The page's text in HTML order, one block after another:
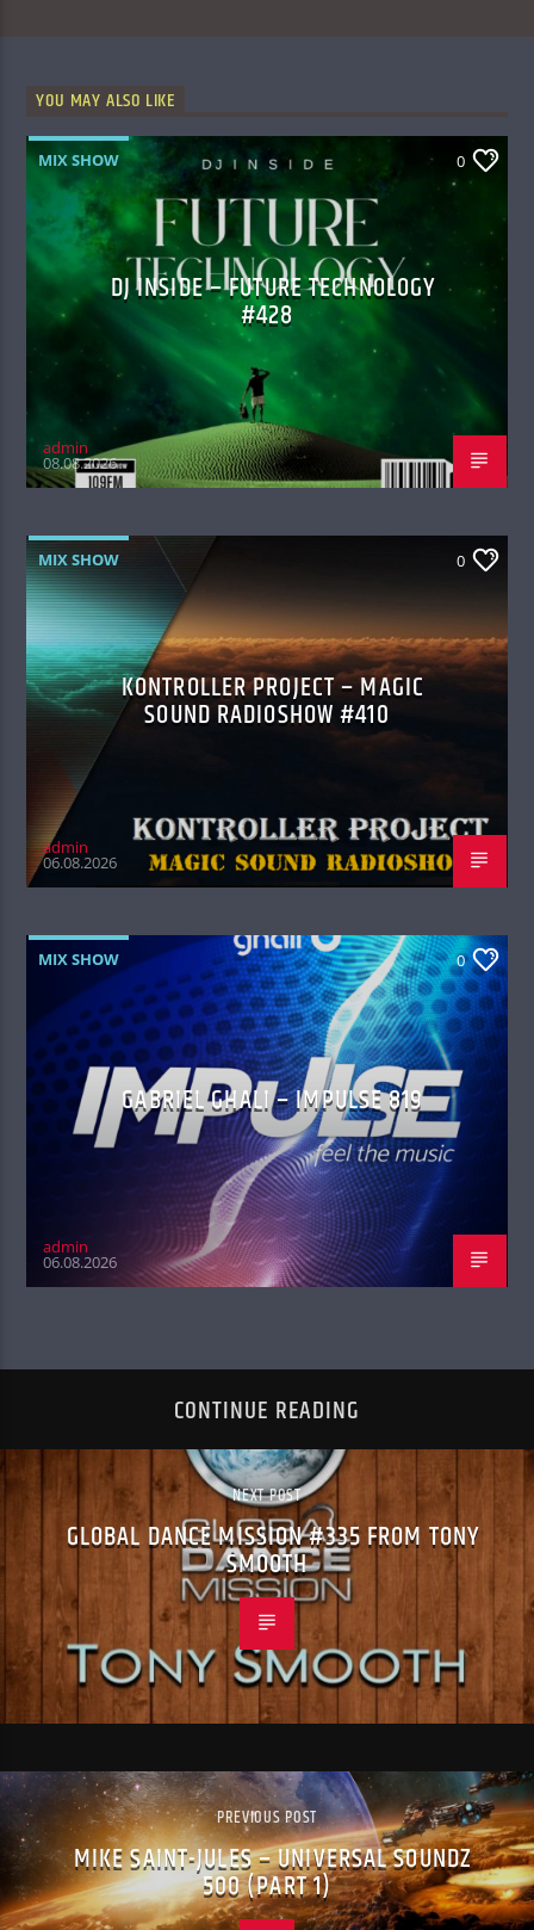
YOU MAY ALSO LIKE
MIX SHOW 0
DJ INSIDE – FUTURE TECHNOLOGY
#428
admin
08.08.2026
MIX SHOW 0
KONTROLLER PROJECT – MAGIC
SOUND RADIOSHOW #410
admin
06.08.2026
MIX SHOW 0
GABRIEL GHALI – IMPULSE 819
admin
06.08.2026
CONTINUE READING
NEXT POST
GLOBAL DANCE MISSION #335 FROM TONY
SMOOTH
PREVIOUS POST
MIKE SAINT-JULES – UNIVERSAL SOUNDZ
500 (PART 1)